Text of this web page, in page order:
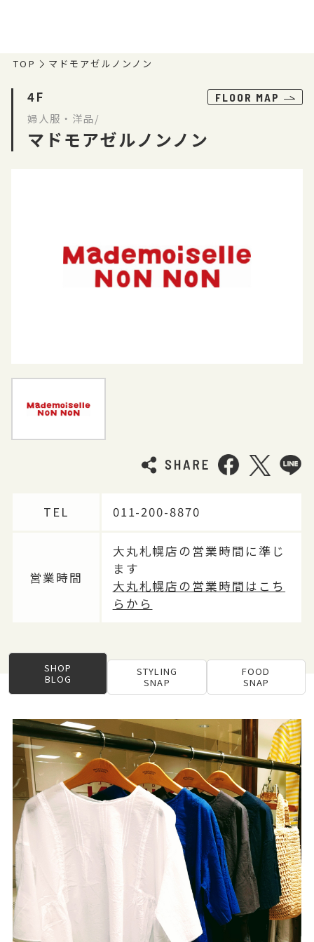
TOP マドモアゼルノンノン
4F FLOOR MAP
婦人服・洋品/
マドモアゼルノンノン
TEL 011-200-8870
営業時間
大丸札幌店の営業時間に準じ
ます
大丸札幌店の営業時間はこち
らから
SHOP
BLOG
STYLING
SNAP
FOOD
SNAP